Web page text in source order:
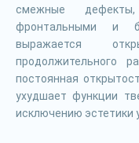
смежные
фронтальными и
выражается
продолжительного
постоянная
ухудшает функции
исключению эстетики